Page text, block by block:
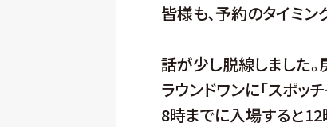
皆様も、予約のタイミン
話が少し脱線しました。
ラウンドワンに「スポッ
8時までに入場すると12